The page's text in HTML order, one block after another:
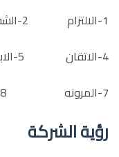
1-الالتزام 2-الشفافية 3-الولاء والانتماء
4-الاتقان 5-الابداع 6-التكامليه
7-المرونه 8-جماعيه القرار
رؤية الشركة